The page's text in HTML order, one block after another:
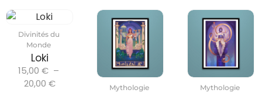
Divinités du
Monde
Loki
15,00 € –
20,00 €
Mythologie
Mythologie